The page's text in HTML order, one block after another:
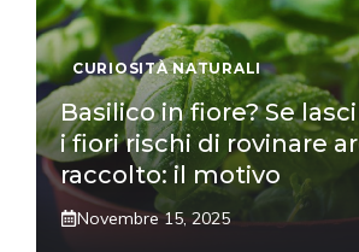
CURIOSITÀ NATURALI
Basilico in fiore? Se
i fiori rischi di rovinare
raccolto: il motivo
Novembre 15, 2025